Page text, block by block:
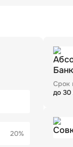
20%
Срок
до 30